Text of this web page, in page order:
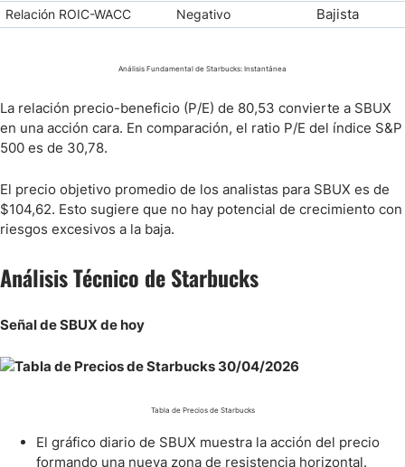
Relación ROIC-WACC Negativo Bajista
Análisis Fundamental de Starbucks: Instantánea
La relación precio-beneficio (P/E) de 80,53 convierte a SBUX
en una acción cara. En comparación, el ratio P/E del índice S&P
500 es de 30,78.
El precio objetivo promedio de los analistas para SBUX es de
$104,62. Esto sugiere que no hay potencial de crecimiento con
riesgos excesivos a la baja.
Análisis Técnico de Starbucks
Señal de SBUX de hoy
Tabla de Precios de Starbucks
El gráfico diario de SBUX muestra la acción del precio
formando una nueva zona de resistencia horizontal.